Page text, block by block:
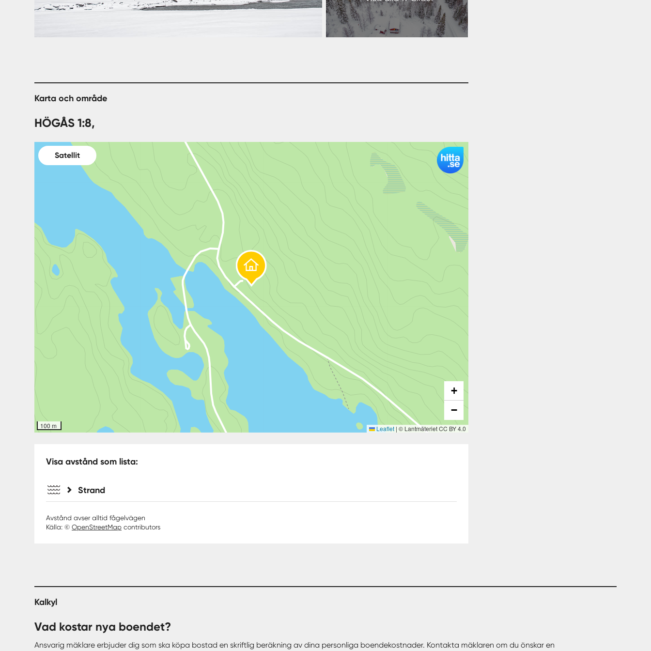
Karta och område
HÖGÅS 1:8,
Satellit
100 m
+
−
Leaflet | © Lantmäteriet CC BY 4.0
Visa avstånd som lista:
Strand
Avstånd avser alltid fågelvägen
Källa: © OpenStreetMap contributors
Kalkyl
Vad kostar nya boendet?
Ansvarig mäklare erbjuder dig som ska köpa bostad en skriftlig beräkning av dina personliga boendekostnader. Kontakta mäklaren om du önskar en